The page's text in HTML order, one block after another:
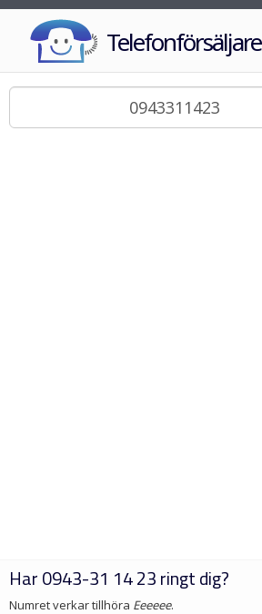
Telefonförsäljare
Har0943-31 14 23ringt dig?
Numret verkar tillhöra Eeeeee.